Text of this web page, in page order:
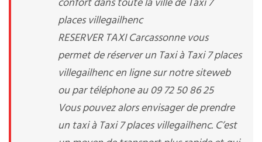
places villegailhenc
RESERVER TAXI Carcassonne vous
permet de réserver un Taxi à Taxi 7 places
villegailhenc en ligne sur notre siteweb
ou par téléphone au 09 72 50 86 25
Vous pouvez alors envisager de prendre
un taxi à Taxi 7 places villegailhenc. C’est